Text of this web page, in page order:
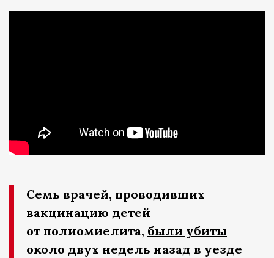
Семь врачей, проводивших
вакцинацию детей
от полиомиелита, были убиты
около двух недель назад в уезде